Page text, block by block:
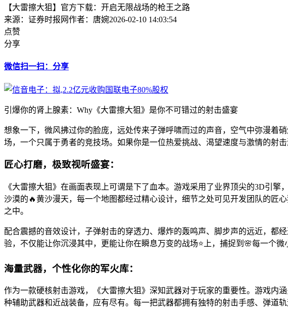
【大雷擦大狙】官方下载：开启无限战场的枪王之路
来源：证券时报网作者：唐婉2026-02-10 14:03:54
点赞
分享
微信扫一扫：分享
引爆你的肾上腺素：Why《大雷擦大狙》是你不可错过的射击盛宴
想象一下，微风拂过你的脸庞，远处传来子弹呼啸而过的声音，空气中弥漫着
场，一个只属于勇者的竞技场。如果你是一位热爱挑战、渴望速度与激情的射
匠心打磨，极致视听盛宴：
《大雷擦大狙》在画面表现上可谓是下了血本。游戏采用了业界顶尖的3D引
沙漠的🔥黄沙漫天，每一个地图都经过精心设计，细节之处可见开发团队的匠
之中。
配合震撼的音效设计，子弹射击的穿透力、爆炸的轰鸣声、脚步声的远近，都
验，不仅能让你沉浸其中，更能让你在瞬息万变的战场⭐上，捕捉到🌸每一个微
海量武器，个性化你的军火库：
作为一款硬核射击游戏，《大雷擦大狙》深知武器对于玩家的重要性。游戏内
种辅助武器和近战装备，应有尽有。每一把武器都拥有独特的射击手感、弹道